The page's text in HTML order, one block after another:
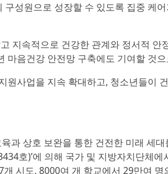
성원으로 성장할 수 있도록 집중 케
지속적으로 건강한 관계와 정서적 안
마음건강 안전망 구축에도 기여할 것
원사업을 지속 확대하고, 청소년들이
과 상호 보완을 통한 건전한 미래 세
호)’에 의해 국가 및 지방자치단체
시도, 8000여 개 학교에서 29만여